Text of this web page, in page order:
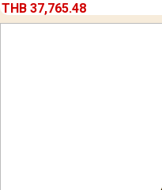
THB 37,765.48